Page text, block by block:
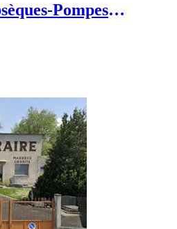
Pompes